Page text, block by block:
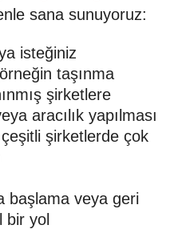
sana sunuyoruz:
isteğiniz
taşınma
şirketlere
aracılık yapılması
şirketlerde çok
başlama veya geri
bir yol